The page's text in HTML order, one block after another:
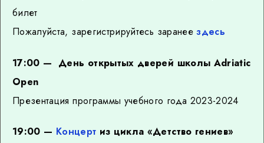
билет
Пожалуйста, зарегистрируйтесь заранеездесь
17:00 — День открытых дверей школы Adriatic
Open
Презентация программы учебного года 2023-2024
19:00 — Концерт из цикла «Детство гениев»